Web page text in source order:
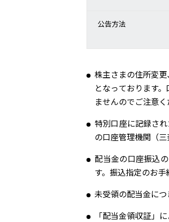
公告方法
株主さまの住所変
となっております
ませんのでご注意く
特別口座に記録さ
の口座管理機関（
配当金の口座振込
す。振込指定のお
未受領の配当金につ
「配当金領収証」